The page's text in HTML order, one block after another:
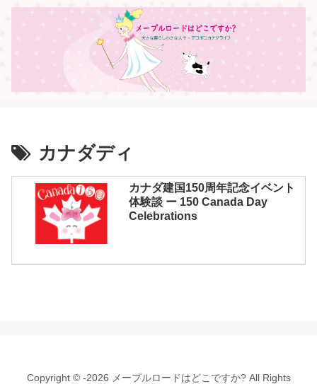
カナダディ
カナダ建国150周年記念イベント
体験談 ー 150 Canada Day
Celebrations
Copyright © -2026 メープルロードはどこですか? All Rights